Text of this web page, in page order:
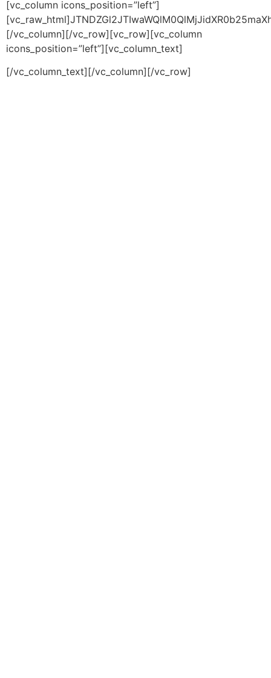
[vc_column icons_position=”left”]
[/vc_column][/vc_row][vc_row][vc_column
icons_position=”left”][vc_column_text]
[/vc_column_text][/vc_column][/vc_row]